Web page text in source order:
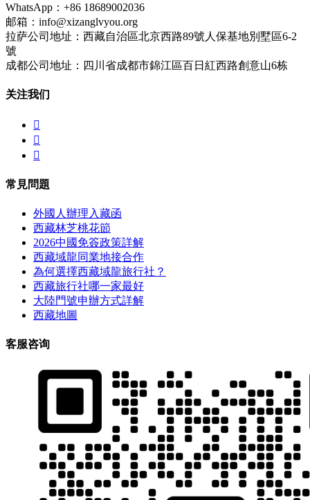
WhatsApp：+86 18689002036
邮箱：info@xizanglvyou.org
拉萨公司地址：西藏自治區北京西路89號人保基地別墅區6-2
號
成都公司地址：四川省成都市錦江區百日紅西路創意山6栋
关注我们



常見問題
外國人辦理入藏函
西藏林芝桃花節
2026中國免簽政策詳解
西藏域龍同業地接合作
為何選擇西藏域龍旅行社？
西藏旅行社哪一家最好
大陸門號申辦方式詳解
西藏地圖
客服咨询